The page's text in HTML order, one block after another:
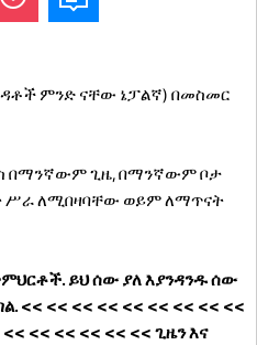
ምንድ ናቸው ኔፓልኛ) በመስመር
በማንኛውም ጊዜ, በማንኛውም ቦታ
ሥራ ለሚበዛባቸው ወይም ለማጥናት
ይህ ሰው ያለ እያንዳንዱ ሰው
<< << << << << << << << <<
<< << << << << ጊዜን እና